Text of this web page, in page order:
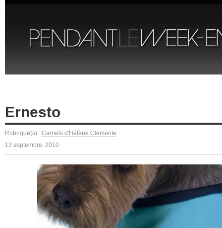
Ernesto
Rubrique(s) : Carnets d'Hélène Clemente
13 septembre, 2010